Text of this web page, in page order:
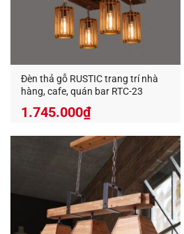
Đèn thả gỗ RUSTIC trang trí nhà
hàng, cafe, quán bar RTC-23
1.745.000₫